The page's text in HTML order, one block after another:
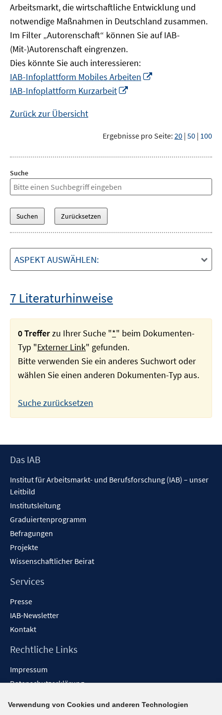
Arbeitsmarkt, die wirtschaftliche Entwicklung und
notwendige Maßnahmen in Deutschland zusammen.
Im Filter „Autorenschaft“ können Sie auf IAB-
(Mit-)Autorenschaft eingrenzen.
Dies könnte Sie auch interessieren:
IAB-Infoplattform Mobiles Arbeiten
IAB-Infoplattform Kurzarbeit
Zurück zur Übersicht
Ergebnisse pro Seite: 20 | 50 | 100
Suche
ASPEKT AUSWÄHLEN:
7 Literaturhinweise
0 Trefferzu Ihrer Suche "*" beim Dokumenten-
Typ "Externer Link" gefunden.
Bitte verwenden Sie ein anderes Suchwort oder
wählen Sie einen anderen Dokumenten-Typ aus.
Suche zurücksetzen
Footer
Das IAB
Institut für Arbeitsmarkt- und Berufsforschung (IAB) – unser
Leitbild
Institutsleitung
Graduiertenprogramm
Befragungen
Projekte
Wissenschaftlicher Beirat
Services
Presse
IAB-Newsletter
Kontakt
Rechtliche Links
Impressum
Datenschutzerklärung
Barrieren melden
Verwendung von Cookies und anderen Technologien